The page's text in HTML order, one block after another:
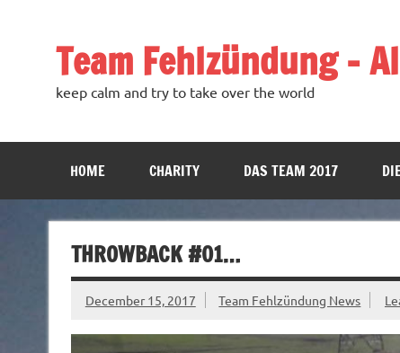
Team Fehlzündung –
keep calm and try to take over the world
HOME CHARITY DAS TEAM 2017
THROWBACK #01…
December 15, 2017 Team Fehlzündung News